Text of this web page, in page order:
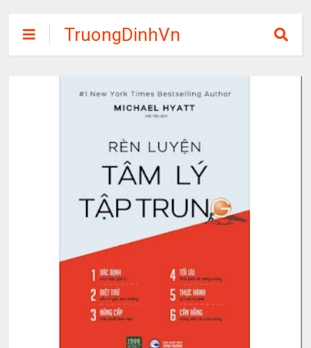
TruongDinhVn
Chia sẽ ebook,
phần mềm học
tập miễn phí